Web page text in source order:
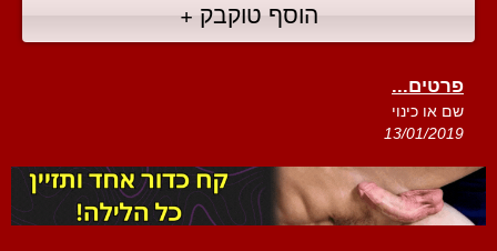
הוסף טוקבק +
פרטים...
שם או כינוי
13/01/2019